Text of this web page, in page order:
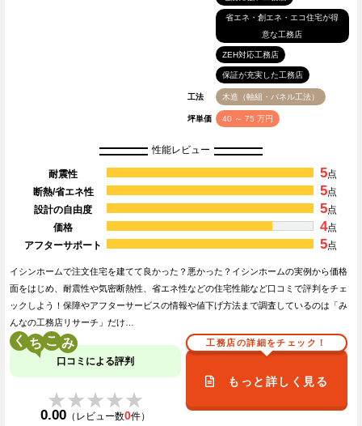
省エネ・創エネ・エコ住宅が得
意な工務店
ZEH対応工務店
保証が充実した工務店
工法 木造（軸組・パネル工法）
坪単価 40 ～ 75 万円
性能レビュー
耐震性 5点
断熱/省エネ性
5点
設計の自由度
5点
価格
4点
アフターサポート
5点
イシンホームで注文住宅を建てて良かった？悪かった？イシンホームの実例から価格
面をはじめ、耐震性や気密断熱性、省エネ性などの住宅性能など口コミで評判をチェ
ックしよう！保障やアフターサービスの情報や値下げ方法まで調査しているのは「み
んなの工務店リサーチ」だけ…
く こ
口コミによる評判
★★★★★
★★★★★
0.00 （レビュー数0件）
工務店の詳細をチェック！
もっと詳しく見る